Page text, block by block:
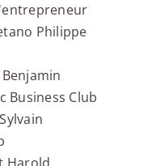
Philippe
Business Club